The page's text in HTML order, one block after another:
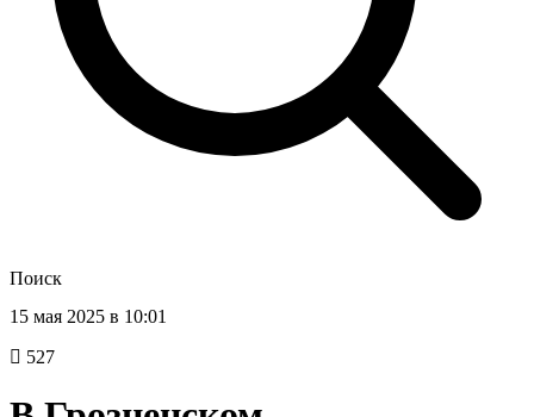
Поиск
15 мая 2025 в 10:01
527